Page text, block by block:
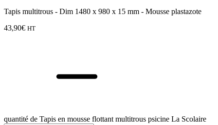
Tapis multitrous - Dim 1480 x 980 x 15 mm - Mousse plastazote
43,90€ HT
quantité de Tapis en mousse flottant multitrous psicine La Scolaire